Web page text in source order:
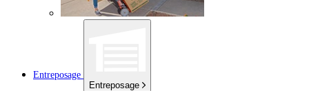
Entreposage
Entreposage